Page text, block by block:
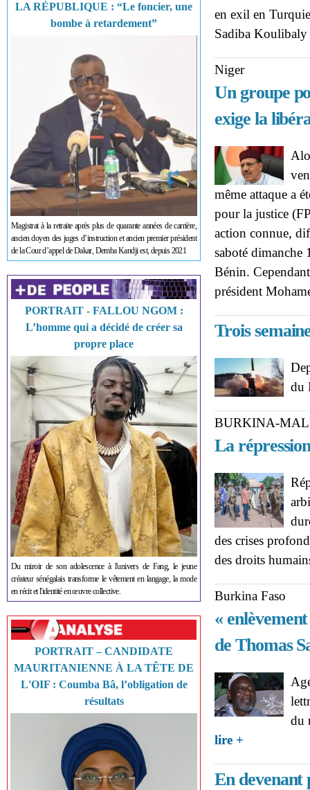
LA RÉPUBLIQUE : “Le foncier, une
bombe à retardement”
Magistrat à la retraite après plus de quarante années de carrière,
ancien doyen des juges d’instruction et ancien premier président
de la Cour d’appel de Dakar, Demba Kandji est, depuis 2021
PORTRAIT - FALLOU NGOM :
L’homme qui a décidé de créer sa
propre place
Du miroir de son adolescence à l'univers de Fang, le jeune
créateur sénégalais transforme le vêtement en langage, la mode
en récit et l'identité en œuvre collective.
PORTRAIT – CANDIDATE
MAURITANIENNE À LA TÊTE DE
L'OIF : Coumba Bâ, l’obligation de
résultats
en exil en
Sadiba
Niger
Un groupe
exige la
même attaque a
pour la justice
action connue,
saboté
Bénin.
président
Trois
du
BURKINA-
La
des crises
des droits
Burkina Faso
«
de Thomas
du
lire +
En devenant